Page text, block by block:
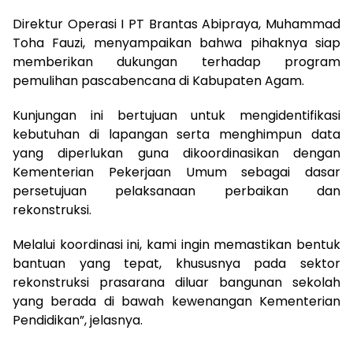
Direktur Operasi I PT Brantas Abipraya, Muhammad
Toha Fauzi, menyampaikan bahwa pihaknya siap
memberikan dukungan terhadap program
pemulihan pascabencana di Kabupaten Agam.
Kunjungan ini bertujuan untuk mengidentifikasi
kebutuhan di lapangan serta menghimpun data
yang diperlukan guna dikoordinasikan dengan
Kementerian Pekerjaan Umum sebagai dasar
persetujuan pelaksanaan perbaikan dan
rekonstruksi.
Melalui koordinasi ini, kami ingin memastikan bentuk
bantuan yang tepat, khususnya pada sektor
rekonstruksi prasarana diluar bangunan sekolah
yang berada di bawah kewenangan Kementerian
Pendidikan”, jelasnya.